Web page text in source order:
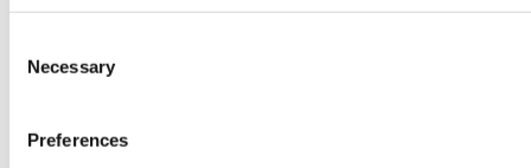
Selection
Necessary
Preferences
Rodny Stolk